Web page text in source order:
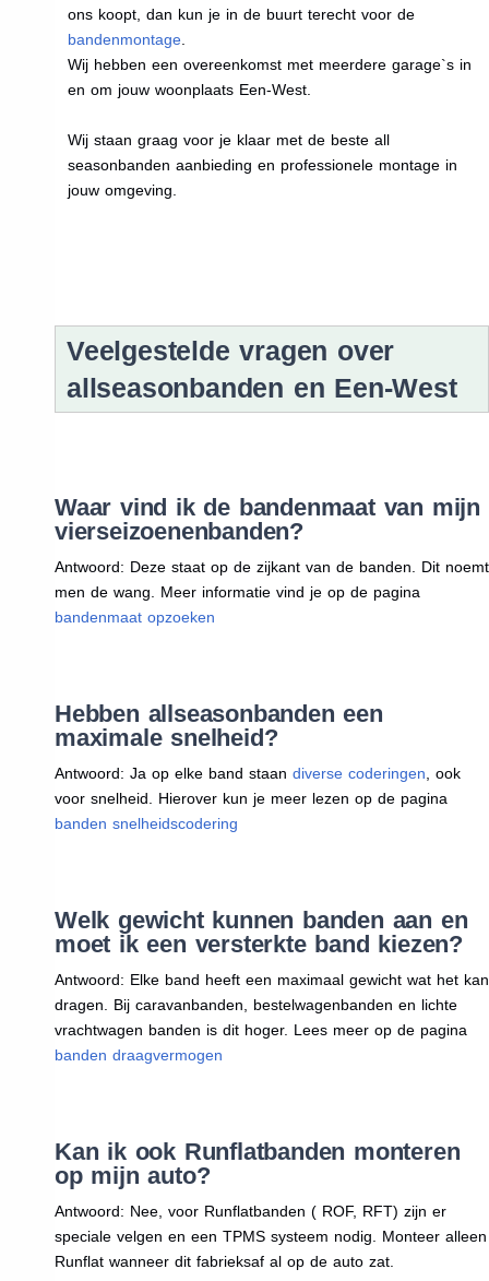
ons koopt, dan kun je in de buurt terecht voor de
bandenmontage.
Wij hebben een overeenkomst met meerdere garage`s in
en om jouw woonplaats Een-West.
Wij staan graag voor je klaar met de beste all
seasonbanden aanbieding en professionele montage in
jouw omgeving.
Veelgestelde vragen over
allseasonbanden en Een-West
Waar vind ik de bandenmaat van mijn
vierseizoenenbanden?
Antwoord: Deze staat op de zijkant van de banden. Dit noemt
men de wang. Meer informatie vind je op de pagina
bandenmaat opzoeken
Hebben allseasonbanden een
maximale snelheid?
Antwoord: Ja op elke band staan diverse coderingen , ook
voor snelheid. Hierover kun je meer lezen op de pagina
banden snelheidscodering
Welk gewicht kunnen banden aan en
moet ik een versterkte band kiezen?
Antwoord: Elke band heeft een maximaal gewicht wat het kan
dragen. Bij caravanbanden, bestelwagenbanden en lichte
vrachtwagen banden is dit hoger. Lees meer op de pagina
banden draagvermogen
Kan ik ook Runflatbanden monteren
op mijn auto?
Antwoord: Nee, voor Runflatbanden ( ROF, RFT) zijn er
speciale velgen en een TPMS systeem nodig. Monteer alleen
Runflat wanneer dit fabrieksaf al op de auto zat.